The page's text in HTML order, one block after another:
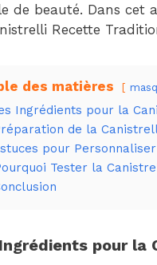
de beauté. Dans cet
Recette
des matières
Ingrédients pour la
de la
pour
Tester la
pour la